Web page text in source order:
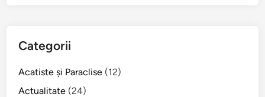
r
o
d
Categorii
Acatiste şi Paraclise (12)
Actualitate (24)